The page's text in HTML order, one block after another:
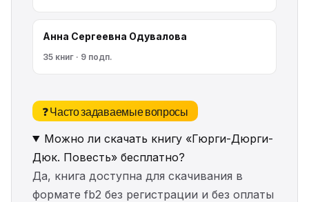
Анна Сергеевна Одувалова
35 книг · 9 подп.
❓ Часто задаваемые вопросы
Можно ли скачать книгу «Гюрги-Дюрги-
Дюк. Повесть» бесплатно?
Да, книга доступна для скачивания в
формате fb2 без регистрации и без оплаты